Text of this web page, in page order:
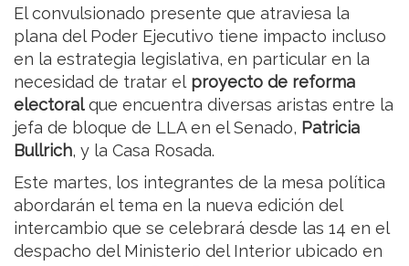
El convulsionado presente que atraviesa la
plana del Poder Ejecutivo tiene impacto incluso
en la estrategia legislativa, en particular en la
necesidad de tratar el proyecto de reforma
electoralque encuentra diversas aristas entre la
jefa de bloque de LLA en el Senado, Patricia
Bullrich, y la Casa Rosada.
Este martes, los integrantes de la mesa política
abordarán el tema en la nueva edición del
intercambio que se celebrará desde las 14 en el
despacho del Ministerio del Interior ubicado en